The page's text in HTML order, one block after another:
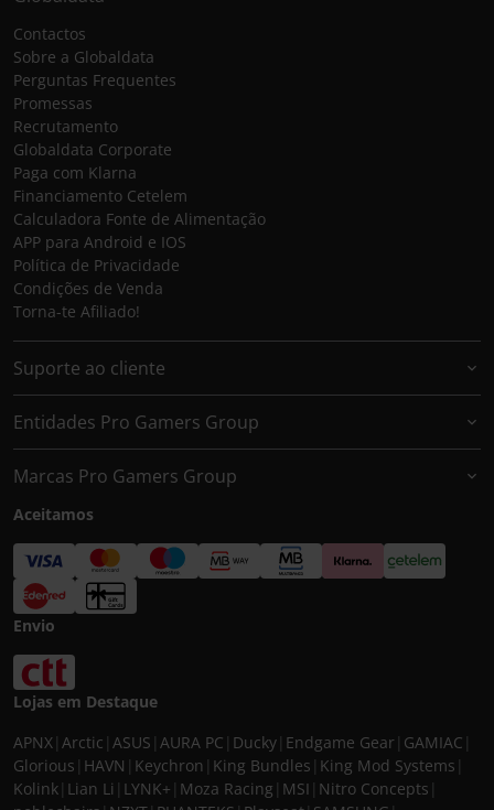
Contactos
Sobre a Globaldata
Perguntas Frequentes
Promessas
Recrutamento
Globaldata Corporate
Paga com Klarna
Financiamento Cetelem
Calculadora Fonte de Alimentação
APP para Android e IOS
Política de Privacidade
Condições de Venda
Torna-te Afiliado!
Suporte ao cliente
Entidades Pro Gamers Group
Marcas Pro Gamers Group
Aceitamos
Envio
Lojas em Destaque
APNX Arctic ASUS AURA PC Ducky Endgame Gear GAMIAC
Glorious HAVN Keychron King Bundles King Mod Systems
Kolink Lian Li LYNK+ Moza Racing MSI Nitro Concepts